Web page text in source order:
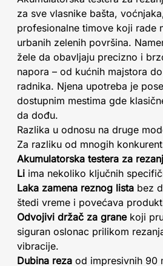
za sve vlasnike bašta,
profesionalne timove koji rade
urbanih zelenih površina.
žele da obavljaju precizno i
napora – od kućnih majstora
radnika. Njena upotreba je
dostupnim mestima gde
da dođu.
Razlika u odnosu na druge
Za razliku od mnogih
Akumulatorska testera za
Li ima nekoliko ključnih
Laka zamena reznog lista bez
štedi vreme i povećava
Odvojivi držač za granekoji
siguran oslonac prilikom
vibracije.
Dubina reza od impresivnih 90